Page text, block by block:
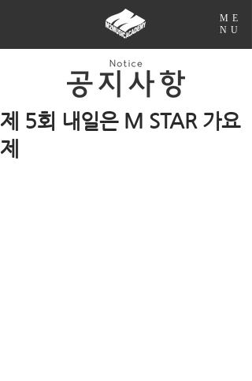
ME
NU
제 5회 내일은 M STAR 가요
제